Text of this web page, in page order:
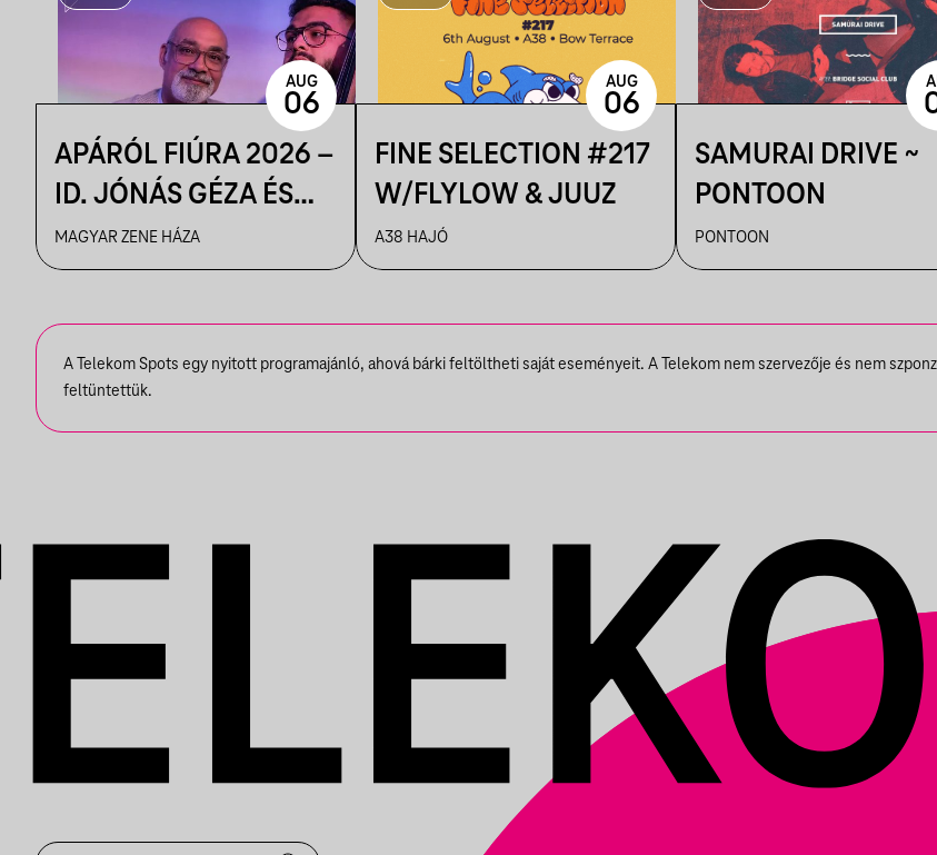
APÁRÓL FIÚRA 2026 –
ID. JÓNÁS GÉZA ÉS
ZENEKARA & IFJ.
JÓNÁS GÉZA ÉS
ZENEKARA, VENDÉG:
ROBY LAKATOS,
EMILIO
MAGYAR ZENE HÁZA
AUG
06
FINE SELECTION #217
W/FLYLOW & JUUZ
A38 HAJÓ
AUG
06
SAMURAI DRIVE ~
PONTOON
PONTOON
A Telekom Spots egy nyitott programajánló, ahová bárki feltöltheti saját eseményeit. A Telekom nem szervezője és nem
feltüntettük.